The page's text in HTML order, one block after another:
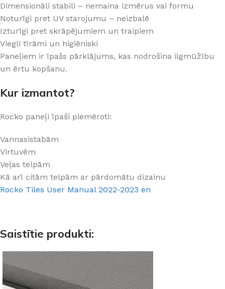
Dimensionāli stabili – nemaina izmērus vai formu
Noturīgi pret UV starojumu – neizbalē
Izturīgi pret skrāpējumiem un traipiem
Viegli tīrāmi un higiēniski
Paneļiem ir īpašs pārklājums, kas nodrošina ilgmūžību
un ērtu kopšanu.
Kur izmantot?
Rocko paneļi īpaši piemēroti:
Vannasistabām
Virtuvēm
Veļas telpām
Kā arī citām telpām ar pārdomātu dizainu
Rocko Tiles User Manual 2022-2023 en
Saistītie produkti: